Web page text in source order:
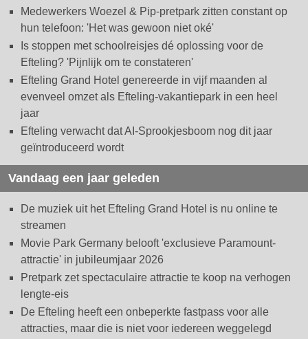
Medewerkers Woezel & Pip-pretpark zitten constant op
hun telefoon: 'Het was gewoon niet oké'
Is stoppen met schoolreisjes dé oplossing voor de
Efteling? 'Pijnlijk om te constateren'
Efteling Grand Hotel genereerde in vijf maanden al
evenveel omzet als Efteling-vakantiepark in een heel
jaar
Efteling verwacht dat AI-Sprookjesboom nog dit jaar
geïntroduceerd wordt
Vandaag een jaar geleden
De muziek uit het Efteling Grand Hotel is nu online te
streamen
Movie Park Germany belooft 'exclusieve Paramount-
attractie' in jubileumjaar 2026
Pretpark zet spectaculaire attractie te koop na verhogen
lengte-eis
De Efteling heeft een onbeperkte fastpass voor alle
attracties, maar die is niet voor iedereen weggelegd